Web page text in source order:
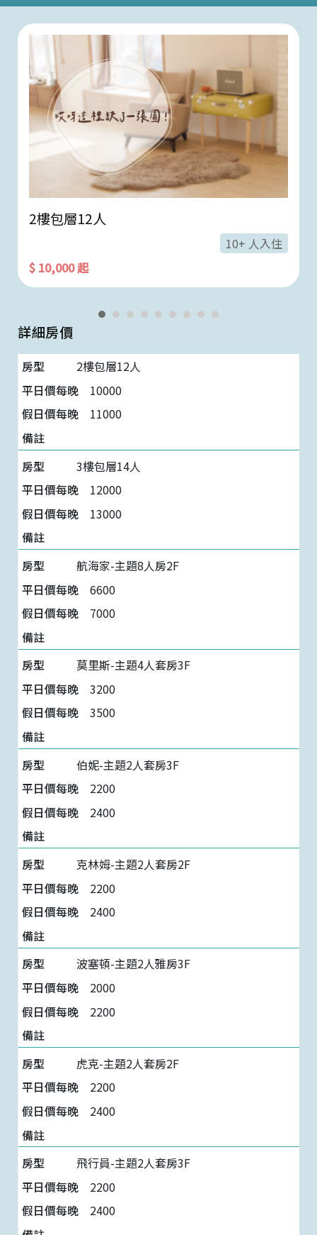
2樓包層12人
10+ 人入住
$ 10,000 起
詳細房價
2樓包層12人
10000
11000
3樓包層14人
12000
13000
航海家-主題8人房2F
6600
7000
莫里斯-主題4人套房3F
3200
3500
伯妮-主題2人套房3F
2200
2400
克林姆-主題2人套房2F
2200
2400
波塞頓-主題2人雅房3F
2000
2200
虎克-主題2人套房2F
2200
2400
飛行員-主題2人套房3F
2200
2400